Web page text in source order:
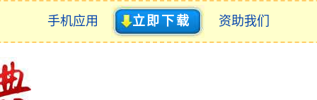
手机应用 立即下载 资助我们